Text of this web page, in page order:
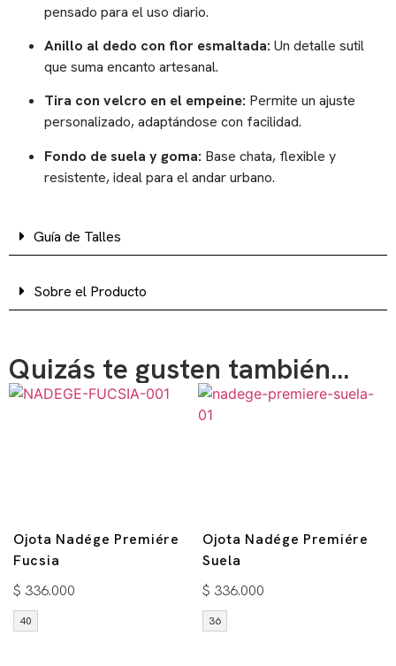
pensado para el uso diario.
Anillo al dedo con flor esmaltada: Un detalle sutil
que suma encanto artesanal.
Tira con velcro en el empeine: Permite un ajuste
personalizado, adaptándose con facilidad.
Fondo de suela y goma: Base chata, flexible y
resistente, ideal para el andar urbano.
Guía de Talles
Sobre el Producto
Quizás te gusten también...
Ojota Nadége Premiére
Fucsia
$ 336.000
40
Ojota Nadége Premiére
Suela
$ 336.000
36